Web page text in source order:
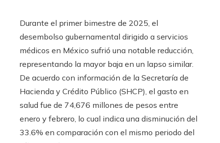
​Durante el primer bimestre de 2025, el
desembolso gubernamental dirigido a servicios
médicos en México sufrió una notable reducción,
representando la mayor baja en un lapso similar.
De acuerdo con información de la Secretaría de
Hacienda y Crédito Público (SHCP), el gasto en
salud fue de 74,676 millones de pesos entre
enero y febrero, lo cual indica una disminución del
33.6% en comparación con el mismo periodo del